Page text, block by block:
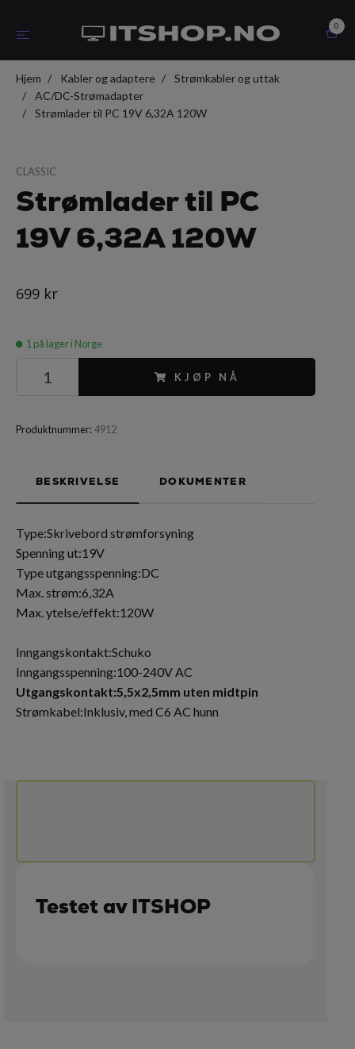
0
Hjem Kabler og adaptere
Strømkabler og uttak
AC/DC-Strømadapter
Strømlader til PC 19V 6,32A 120W
CLASSIC
Strømlader til PC
19V 6,32A 120W
699 kr
1 på lager i Norge
KJØP NÅ
Produktnummer:4912
BESKRIVELSE DOKUMENTER
Type:Skrivebord strømforsyning
Spenning ut:19V
Type utgangsspenning:DC
Max. strøm:6,32A
Max. ytelse/effekt:120W
Inngangskontakt:Schuko
Inngangsspenning:100-240V AC
Utgangskontakt:5,5x2,5mm uten midtpin
Strømkabel:Inklusiv, med C6 AC hunn
Testet av ITSHOP